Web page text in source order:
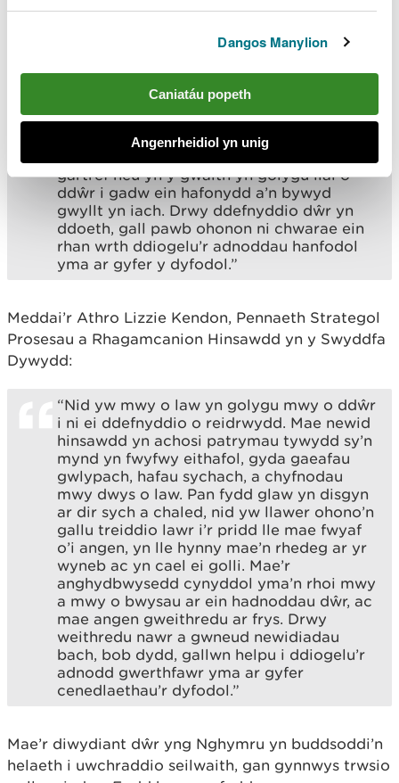
Dangos Manylion
Caniatáu popeth
Angenrheidiol yn unig
blynyddoedd diwethaf y straen mae hyn
gyda phwysau ar fywyd gwyllt,
cynefinoedd a dyfrffyrdd, yn ogystal â
chymunedau.
gartref neu yn y gwaith yn golygu llai o
ddŵr i gadw ein hafonydd a’n bywyd
gwyllt yn iach. Drwy ddefnyddio dŵr yn
ddoeth, gall pawb ohonon ni chwarae ein
rhan wrth ddiogelu’r adnoddau hanfodol
yma ar gyfer y dyfodol.”
Meddai’r Athro Lizzie Kendon, Pennaeth Strategol
Prosesau a Rhagamcanion Hinsawdd yn y Swyddfa
Dywydd:
“Nid yw mwy o law yn golygu mwy o ddŵr
i ni ei ddefnyddio o reidrwydd. Mae newid
hinsawdd yn achosi patrymau tywydd sy’n
mynd yn fwyfwy eithafol, gyda gaeafau
gwlypach, hafau sychach, a chyfnodau
mwy dwys o law. Pan fydd glaw yn disgyn
ar dir sych a chaled, nid yw llawer ohono’n
gallu treiddio lawr i’r pridd lle mae fwyaf
o’i angen, yn lle hynny mae’n rhedeg ar yr
wyneb ac yn cael ei golli. Mae’r
anghydbwysedd cynyddol yma’n rhoi mwy
a mwy o bwysau ar ein hadnoddau dŵr, ac
mae angen gweithredu ar frys. Drwy
weithredu nawr a gwneud newidiadau
bach, bob dydd, gallwn helpu i ddiogelu’r
adnodd gwerthfawr yma ar gyfer
cenedlaethau’r dyfodol.”
Mae’r diwydiant dŵr yng Nghymru yn buddsoddi’n
helaeth i uwchraddio seilwaith, gan gynnwys trwsio